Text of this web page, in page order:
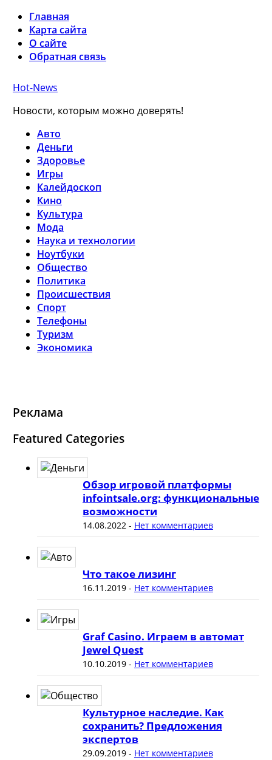
Главная
Карта сайта
О сайте
Обратная связь
Hot-News
Новости, которым можно доверять!
Авто
Деньги
Здоровье
Игры
Калейдоскоп
Кино
Культура
Мода
Наука и технологии
Ноутбуки
Общество
Политика
Происшествия
Спорт
Телефоны
Туризм
Экономика
Реклама
Featured Categories
Обзор игровой платформы
infointsale.org: функциональные
возможности
14.08.2022- Нет комментариев
Что такое лизинг
16.11.2019- Нет комментариев
Graf Casino. Играем в автомат
Jewel Quest
10.10.2019- Нет комментариев
Культурное наследие. Как
сохранить? Предложения
экспертов
29.09.2019- Нет комментариев